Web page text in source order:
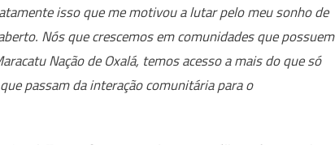
isso que me motivou a lutar pelo meu sonho de
Nós que crescemos em comunidades que possuem
Nação de Oxalá, temos acesso a mais do que só
passam da interação comunitária para o